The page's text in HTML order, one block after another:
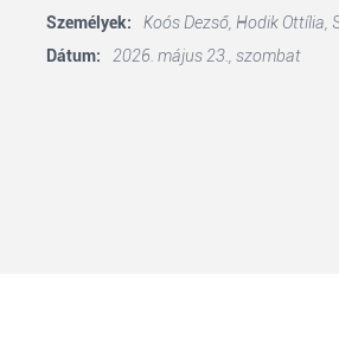
Személyek: Koós Dezső, Hodik Ottília,
Dátum:
2026. május 23., szombat